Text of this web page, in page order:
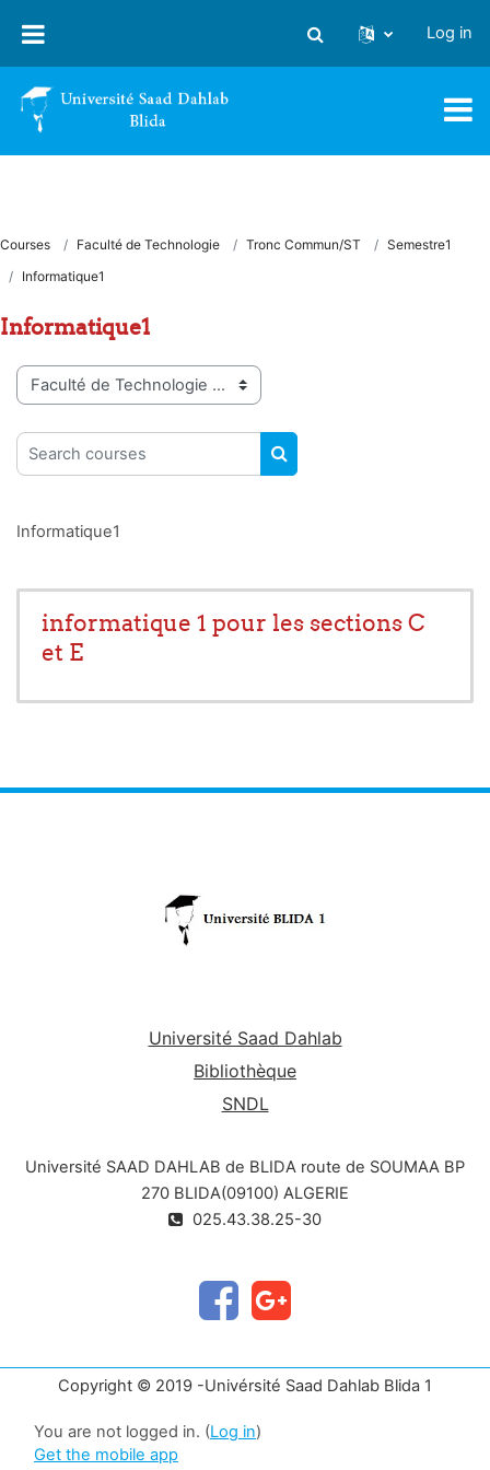
Toggle search input
Log in
Courses Faculté de Technologie Tronc Commun/ST
Semestre1
Informatique1
Informatique1
Course categories
Search courses
SEARCH COURSES
Informatique1
informatique 1 pour les sections C
et E
Université Saad Dahlab
Bibliothèque
SNDL
Université SAAD DAHLAB de BLIDA route de SOUMAA BP
270 BLIDA(09100) ALGERIE
025.43.38.25-30
Copyright © 2019 -Univérsité Saad Dahlab Blida 1
You are not logged in. (Log in)
Get the mobile app